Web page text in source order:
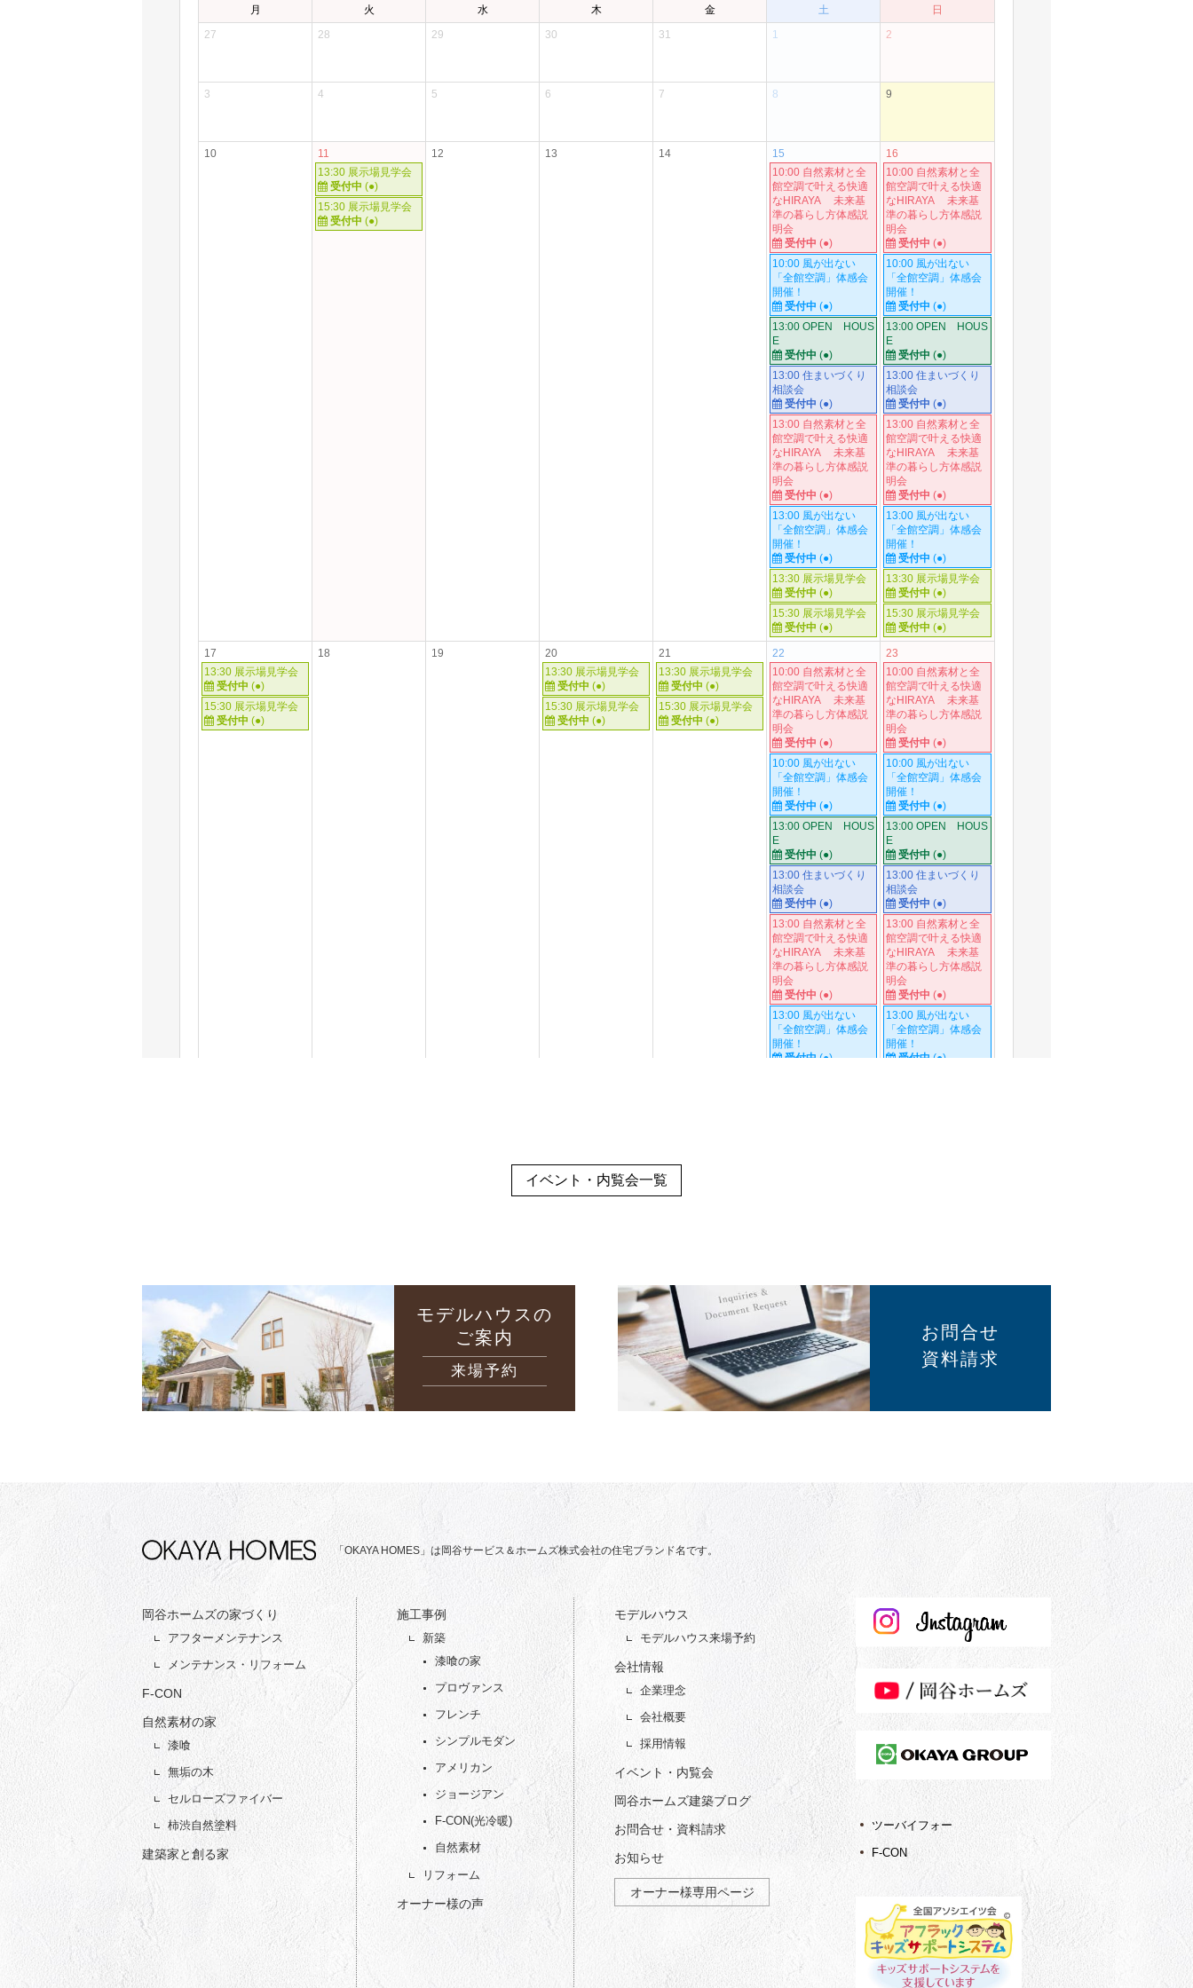
イベント・内覧会一覧
モデルハウスの
ご案内
来場予約
お問合せ
資料請求
「OKAYA HOMES」は岡谷サービス＆ホームズ株式会社の住宅ブランド名です。
岡谷ホームズの家づくり
アフターメンテナンス
メンテナンス・リフォーム
F-CON
自然素材の家
漆喰
無垢の木
セルローズファイバー
柿渋自然塗料
建築家と創る家
施工事例
新築
漆喰の家
プロヴァンス
フレンチ
シンプルモダン
アメリカン
ジョージアン
F-CON(光冷暖)
自然素材
リフォーム
オーナー様の声
モデルハウス
モデルハウス来場予約
会社情報
企業理念
会社概要
採用情報
イベント・内覧会
岡谷ホームズ建築ブログ
お問合せ・資料請求
お知らせ
オーナー様専用ページ
ツーバイフォー
F-CON